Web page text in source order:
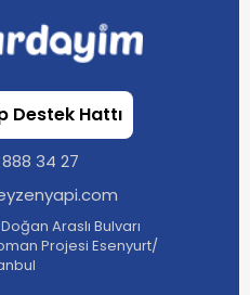
Destek Hattı
34 27
Araslı Bulvarı
Projesi Esenyurt/